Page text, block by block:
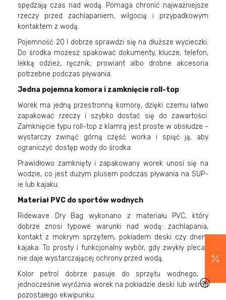
spędzają czas nad wodą. Pomaga chronić najważniejsze
rzeczy przed zachlapaniem, wilgocią i przypadkowym
kontaktem z wodą.
Pojemność 20 l dobrze sprawdzi się na dłuższe wycieczki.
Do środka możesz spakować dokumenty, klucze, telefon,
lekką odzież, ręcznik, prowiant albo drobne akcesoria
potrzebne podczas pływania.
Jedna pojemna komora i zamknięcie roll-top
Worek ma jedną przestronną komorę, dzięki czemu łatwo
zapakować rzeczy i szybko dostać się do zawartości.
Zamknięcie typu roll-top z klamrą jest proste w obsłudze -
wystarczy zwinąć górną część worka i spiąć ją, aby
ograniczyć dostęp wody do środka.
Prawidłowo zamknięty i zapakowany worek unosi się na
wodzie, co jest dużym plusem podczas pływania na SUP-
ie lub kajaku.
Materiał PVC do sportów wodnych
Ridewave Dry Bag wykonano z materiału PVC, który
dobrze znosi typowe warunki nad wodą: zachlapania,
kontakt z mokrym sprzętem, pokładem deski czy dnem
kajaka. To prosty i funkcjonalny wybór, gdy zwykły plecak
nie daje wystarczającej ochrony przed wodą.
Kolor petrol dobrze pasuje do sprzętu wodnego, a
jednocześnie wyróżnia worek na pokładzie deski lub wśród
pozostałego ekwipunku.